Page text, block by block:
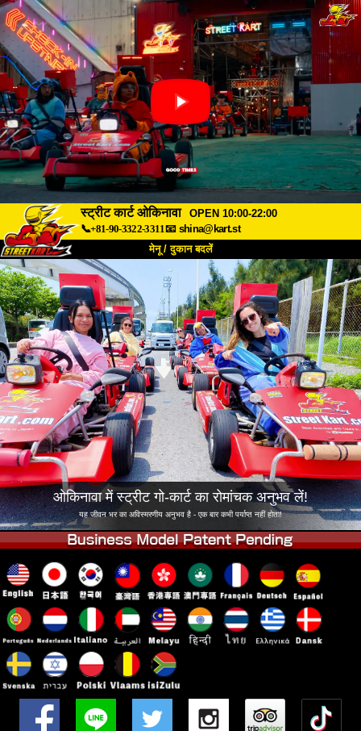
स्ट्रीट कार्ट ओकिनावा
OPEN 10:00-22:00
📞+81-90-3322-3311📧 shina@kart.st
मेनू / दुकान बदलें
TOP
हमारे बारे में विशेषताएँ कीमत
पहुंच वॉयस FAQ
कंपनी बुकिंग
शाखा बदलें
टोक्यो शिनागावा #1 टोक्यो अकीहबारा#1
टोक्यो अकीहबारा#2 टोक्यो शिबुया
टोक्यो शिबुया एनेक्स टोक्यो बे
टोक्यो असाकुसा ओसाका
ओकिनावा
ओकिनावा में स्ट्रीट गो-कार्ट का रोमांचक अनुभव लें!
यह जीवन भर का अविस्मरणीय अनुभव है - एक बार कभी पर्याप्त नहीं होता!